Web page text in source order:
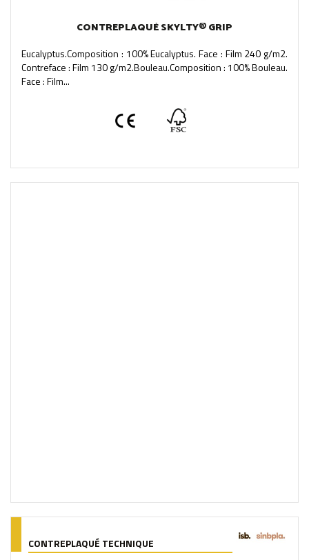
CONTREPLAQUÉ SKYLTY® GRIP
Eucalyptus.Composition : 100% Eucalyptus. Face : Film 240 g/m2.
Contreface : Film 130 g/m2.Bouleau.Composition : 100% Bouleau.
Face : Film...
CONTREPLAQUÉ TECHNIQUE